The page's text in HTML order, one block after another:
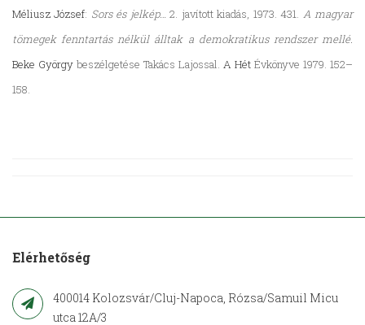
Méliusz József: Sors és jelkép…2. javított kiadás, 1973. 431. A magyar
tömegek fenntartás nélkül álltak a demokratikus rendszer mellé.
Beke György beszélgetése Takács Lajossal. A Hét Évkönyve 1979. 152–
158.
Elérhetőség
400014 Kolozsvár/Cluj-Napoca, Rózsa/Samuil Micu
utca 12A/3